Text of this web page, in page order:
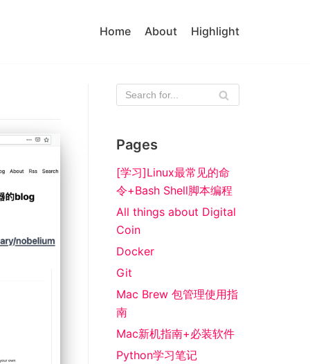
Home About Highlight
Pages
[学习]Linux最常见的命
令+Bash Shell脚本编程
All things about Digital
Coin
Docker
Git
Mac Brew 包管理使用指
南
Mac新机指南+必装软件
Python学习笔记